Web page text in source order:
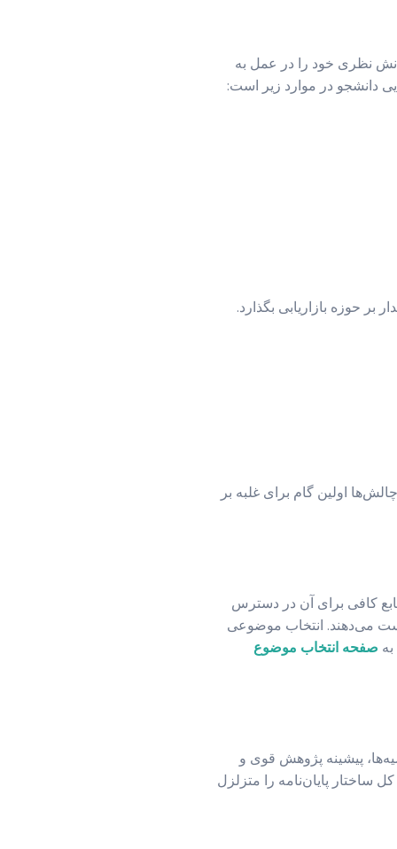
نظری خود را در عمل به
دانشجو در موارد زیر است:
بر حوزه بازاریابی بگذارد.
اولین گام برای غلبه بر
کافی برای آن در دسترس
می‌دهند. انتخاب موضوعی
صفحه انتخاب موضوع
پیشینه پژوهش قوی و
ساختار پایان‌نامه را متزلزل